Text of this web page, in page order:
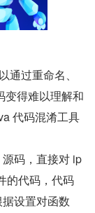
过重命名、
变得难以理解和
代码混淆工具
源码，直接对 ip
的代码，代码
设置对函数